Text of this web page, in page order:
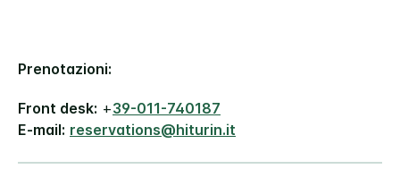
Prenotazioni:
Front desk: +39-011-740187
E-mail: reservations@hiturin.it